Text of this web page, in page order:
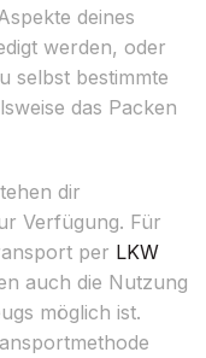
deines
werden, oder
selbst bestimmte
das Packen
dir
Verfügung. Für
per LKW
auch die Nutzung
möglich ist.